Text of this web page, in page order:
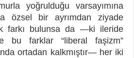
yoğrulduğu varsayımına
özsel bir ayrımdan ziyade
farkı bulunsa da —ki ileride
bu farklar “liberal faşizm”
ortadan kalkmıştır— her iki